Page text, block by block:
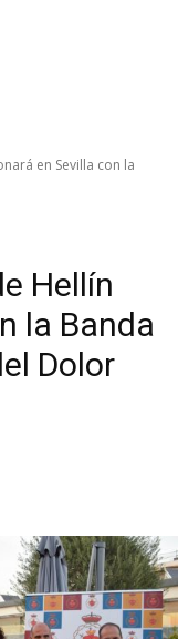
en Sevilla con la
Hellín
la Banda
Dolor